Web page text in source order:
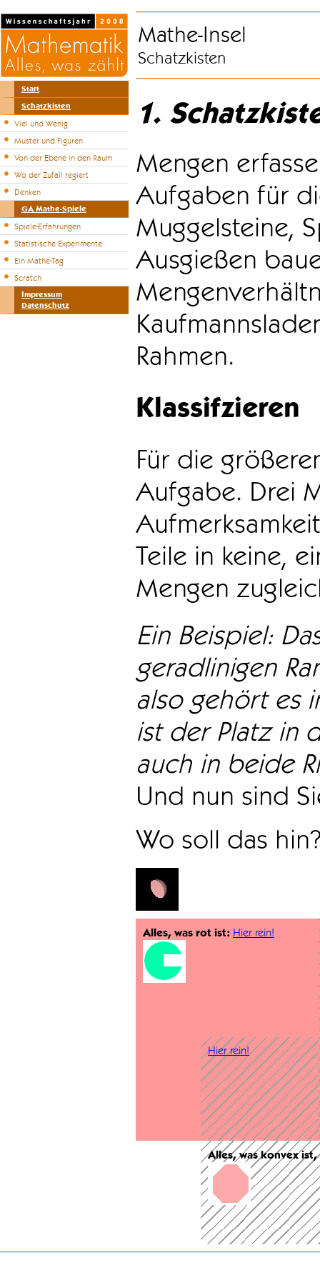
Start
Schatzkisten
Viel und Wenig
Muster und Figuren
Von der Ebene in den Raum
Wo der Zufall regiert
Denken
GA Mathe-Spiele
Spiele-Erfahrungen
Statistische Experimente
Ein Mathe-Tag
Scratch
Impressum
Datenschutz
Mathe-Insel
Schatzkisten
1.
Mengen
Aufgaben für
Muggelsteine,
Ausgießen
Rahmen.
Klassifzieren
Für die
Aufgabe. Drei
Teile in keine,
Mengen
Ein Beispiel:
geradlinigen
also gehört es
ist der Platz in
auch in beide
Und nun sind
Wo soll das
Alles, was rot ist: Hier rein!
Hier rein!
Alles, was konvex